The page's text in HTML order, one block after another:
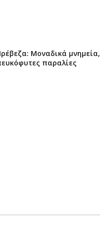
Μοναδικά μνημεία,
παραλίες